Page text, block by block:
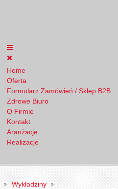
Home
Oferta
Formularz Zamówień / Sklep B2B
Zdrowe Biuro
O Firmie
Kontakt
Aranżacje
Realizacje
Wykładziny